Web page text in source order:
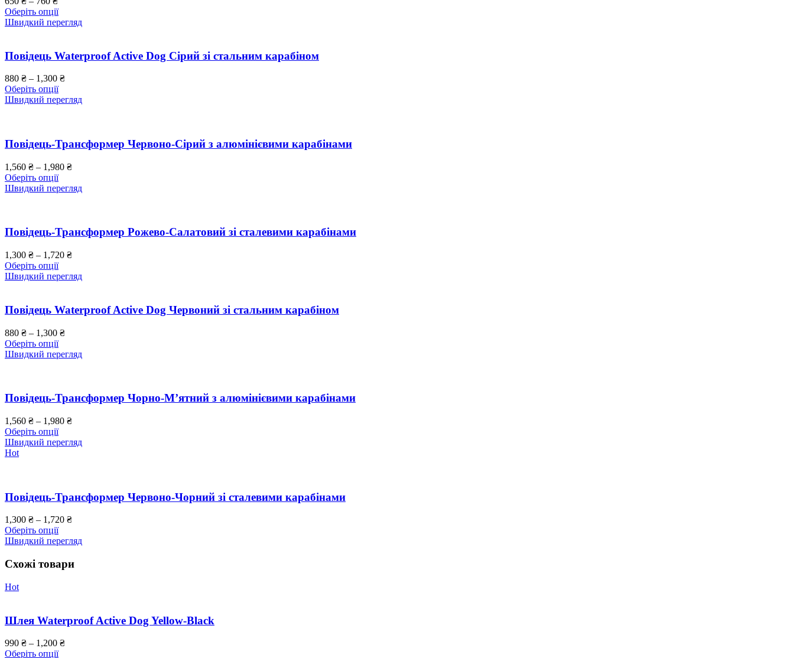
Оберіть опції
Швидкий перегляд
Повідець Waterproof Active Dog Сірий зі стальним карабіном
880 ₴ – 1,300 ₴
Оберіть опції
Швидкий перегляд
Повідець-Трансформер Червоно-Сірий з алюмінієвими карабінами
1,560 ₴ – 1,980 ₴
Оберіть опції
Швидкий перегляд
Повідець-Трансформер Рожево-Салатовий зі сталевими карабінами
1,300 ₴ – 1,720 ₴
Оберіть опції
Швидкий перегляд
Повідець Waterproof Active Dog Червоний зі стальним карабіном
880 ₴ – 1,300 ₴
Оберіть опції
Швидкий перегляд
Повідець-Трансформер Чорно-М’ятний з алюмінієвими карабінами
1,560 ₴ – 1,980 ₴
Оберіть опції
Швидкий перегляд
Hot
Повідець-Трансформер Червоно-Чорний зі сталевими карабінами
1,300 ₴ – 1,720 ₴
Оберіть опції
Швидкий перегляд
Схожі товари
Hot
Шлея Waterproof Active Dog Yellow-Black
990 ₴ – 1,200 ₴
Оберіть опції